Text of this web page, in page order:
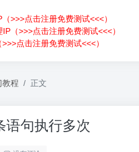
>>>点击注册免费测试<<<）
（>>>点击注册免费测试<<<）
点击注册免费测试<<<）
教程 正文
语句执行多次